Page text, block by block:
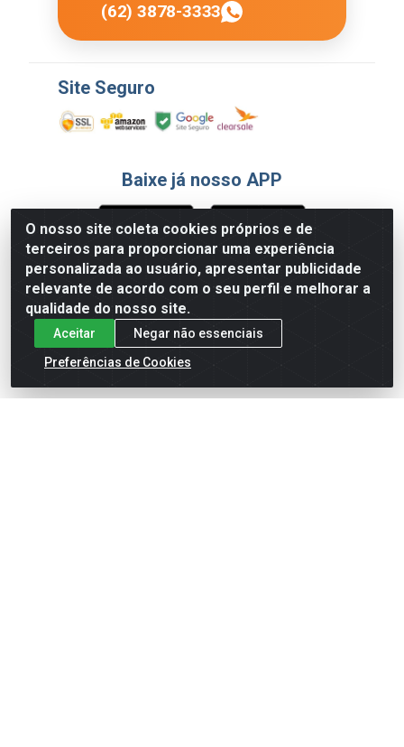
O nosso site coleta cookies próprios e de
terceiros para proporcionar uma experiência
personalizada ao usuário, apresentar publicidade
relevante de acordo com o seu perfil e melhorar a
qualidade do nosso site.
Aceitar
Negar não essenciais
Preferências de Cookies
(62) 3878-3333
Site Seguro
Baixe já nosso APP
Formas de Pagamento